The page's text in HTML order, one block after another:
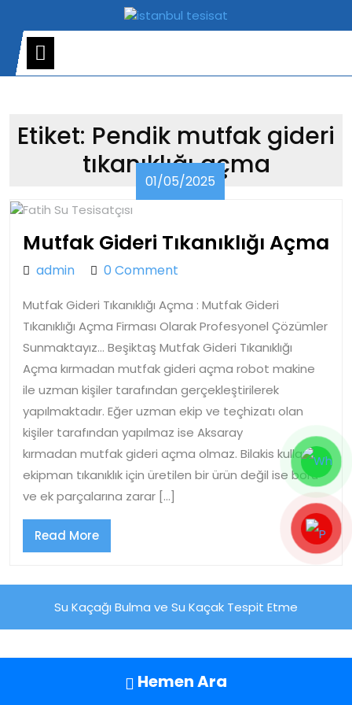
content
Etiket: Pendik mutfak gideri
tıkanıklığı açma
01/05/2025 01/05/2025
Mutfak Gideri Tıkanıklığı Açma
adminadmin0 Comment
Mutfak Gideri Tıkanıklığı Açma : Mutfak Gideri
Tıkanıklığı Açma Firması Olarak Profesyonel Çözümler
Sunmaktayız… Beşiktaş Mutfak Gideri Tıkanıklığı
Açma kırmadan mutfak gideri açma robot makine
ile uzman kişiler tarafından gerçekleştirilerek
yapılmaktadır. Eğer uzman ekip ve teçhizatı olan
kişiler tarafından yapılmaz ise Aksaray
kırmadan mutfak gideri açma olmaz. Bilakis kullanılan
ekipman tıkanıklık için üretilen bir ürün değil ise boru
ve ek parçalarına zarar […]
Read MoreRead
More
Su Kaçağı Bulma ve Su Kaçak Tespit Etme
Hemen Ara